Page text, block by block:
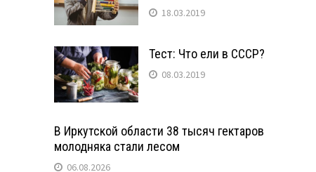
18.03.2019
Тест: Что ели в СССР?
08.03.2019
В Иркутской области 38 тысяч гектаров
молодняка стали лесом
06.08.2026